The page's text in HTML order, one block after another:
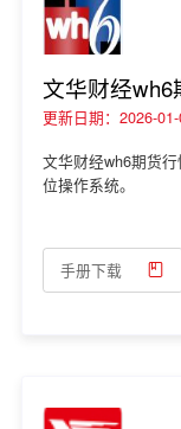
文华财经
更新日期：2026-
文华财经wh6期货
位操作系统。
手册下载